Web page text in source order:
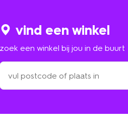
vind een winkel
een winkel bij jou in de buurt